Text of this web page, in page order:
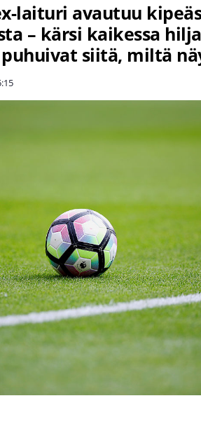
laituri avautuu
– kärsi kaikessa
puhuivat siitä, miltä